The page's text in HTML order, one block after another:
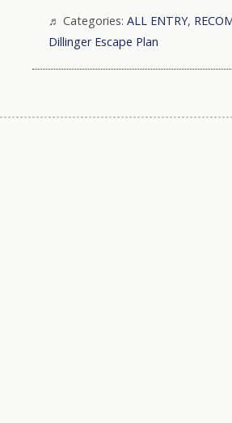
Categories: ALL ENTRY,
Dillinger Escape Plan